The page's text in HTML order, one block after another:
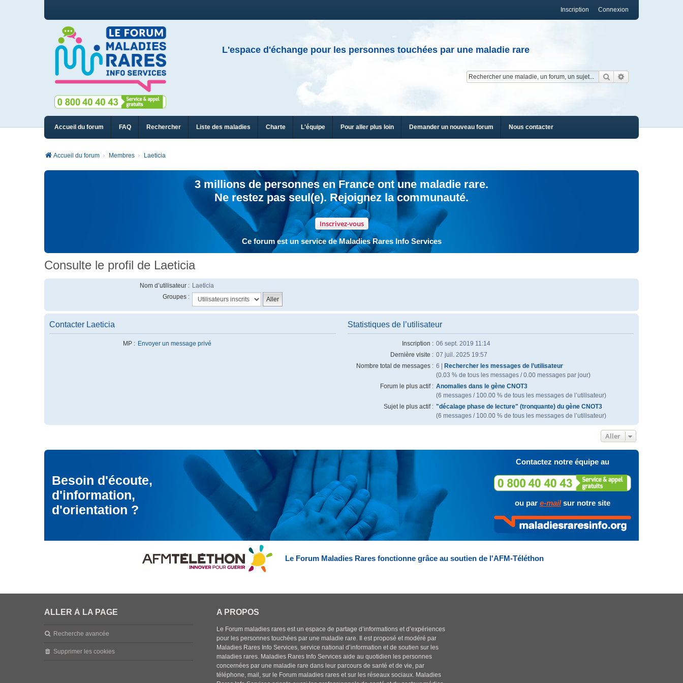
Connexion
Inscription
L'espace d'échange pour les personnes touchées par une maladie rare
Rechercher
Accueil du forum FAQ Rechercher Liste des maladies Charte L'équipe Pour aller plus loin Demander un nouveau forum Nous contacter
Accueil du forum Membres Laeticia
3 millions de personnes en France ont une maladie rare.
Ne restez pas seul(e). Rejoignez la communauté.
Inscrivez-vous
Ce forum est un service de Maladies Rares Info Services
Consulte le profil de Laeticia
Nom d’utilisateur : Laeticia
Groupes :
Contacter Laeticia
MP : Envoyer un message privé
Statistiques de l’utilisateur
Inscription : 06 sept. 2019 11:14
Dernière visite : 07 juil. 2025 19:57
Nombre total de messages : 6 |
Rechercher les messages de l’utilisateur
(0.03 % de tous les messages / 0.00 messages par jour)
Forum le plus actif : Anomalies dans le gène CNOT3
(6 messages / 100.00 % de tous les messages de l’utilisateur)
Sujet le plus actif : "décalage phase de lecture" (tronquante) du gène CNOT3
(6 messages / 100.00 % de tous les messages de l’utilisateur)
Aller
Besoin d'écoute,
d'information,
d'orientation ?
Contactez notre équipe au
ou par e-mailsur notre site
Le Forum Maladies Rares fonctionne grâce au soutien de l'AFM-Téléthon
ALLER À LA PAGE
Recherche avancée
Supprimer les cookies
A PROPOS
Le Forum maladies rares est un espace de partage d’informations et d’expériences
pour les personnes touchées par une maladie rare. Il est proposé et modéré par
Maladies Rares Info Services, service national d’information et de soutien sur les
maladies rares. Maladies Rares Info Services aide au quotidien les personnes
concernées par une maladie rare dans leur parcours de santé et de vie, par
téléphone, mail, sur le Forum maladies rares et sur les réseaux sociaux. Maladies